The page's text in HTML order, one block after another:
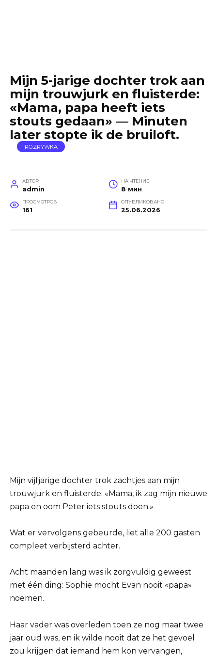
Mijn 5-jarige dochter trok aan
mijn trouwjurk en fluisterde:
«Mama, papa heeft iets
stouts gedaan» — Minuten
later stopte ik de bruiloft.
ROZRYWKA
АВТОР
admin
НА ЧТЕНИЕ
8 мин
ПРОСМОТРОВ
161
ОПУБЛИКОВАНО
25.06.2026
Mijn vijfjarige dochter trok zachtjes aan mijn
trouwjurk en fluisterde: «Mama, ik zag mijn nieuwe
papa en oom Peter iets stouts doen.»
Wat er vervolgens gebeurde, liet alle 200 gasten
compleet verbijsterd achter.
Acht maanden lang was ik zorgvuldig geweest
met één ding: Sophie mocht Evan nooit «papa»
noemen.
Haar vader was overleden toen ze nog maar twee
jaar oud was, en ik wilde nooit dat ze het gevoel
zou krijgen dat iemand hem kon vervangen,